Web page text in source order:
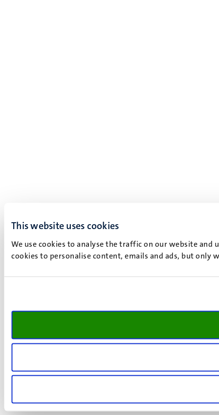
This website uses cookies
We use cookies to analyse the traffic on our website and
cookies to personalise content, emails and ads, but only